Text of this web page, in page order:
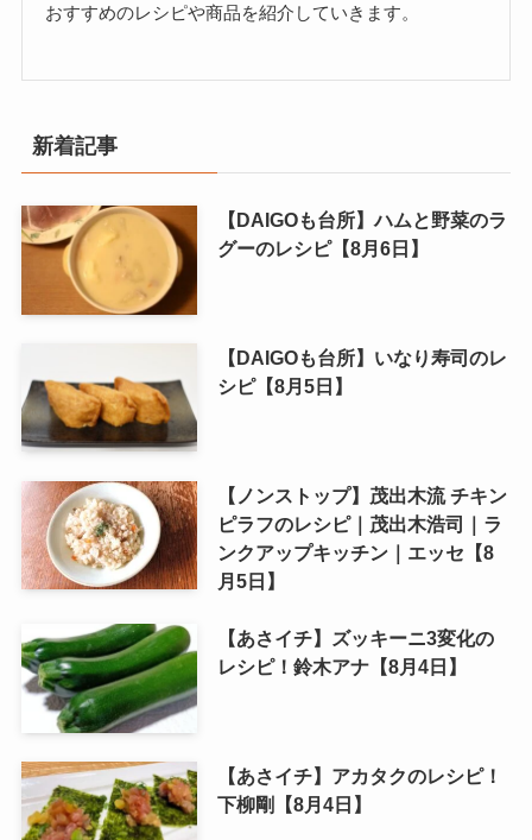
おすすめのレシピや商品を紹介していきます。
新着記事
【DAIGOも台所】ハムと野菜のラ
グーのレシピ【8月6日】
【DAIGOも台所】いなり寿司のレ
シピ【8月5日】
【ノンストップ】茂出木流 チキン
ピラフのレシピ｜茂出木浩司｜ラ
ンクアップキッチン｜エッセ【8
月5日】
【あさイチ】ズッキーニ3変化の
レシピ！鈴木アナ【8月4日】
【あさイチ】アカタクのレシピ！
下柳剛【8月4日】